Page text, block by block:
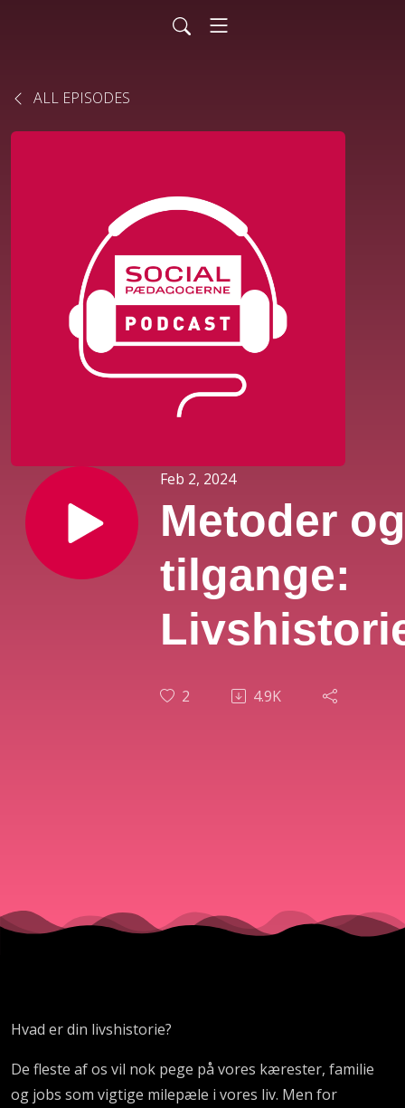
ALL EPISODES
Feb 2, 2024
Metoder og
tilgange:
2 4.9K
Hvad er din livshistorie?
De fleste af os vil nok pege på vores kærester, familie
og jobs som vigtige milepæle i vores liv. Men for